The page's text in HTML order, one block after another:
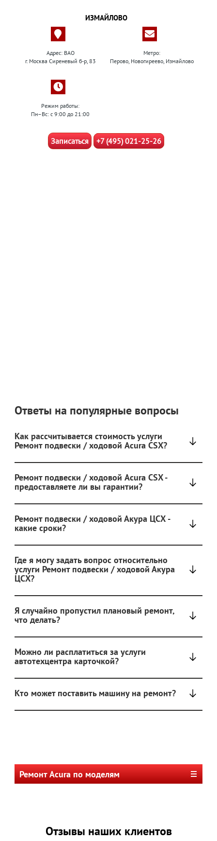
ИЗМАЙЛОВО
Адрес: ВАО
г. Москва Сиреневый б-р, 83
Метро:
Перово, Новогиреево, Измайлово
Режим работы:
Пн–Вс: с 9:00 до 21:00
Записаться +7 (495) 021-25-26
Ответы на популярные вопросы
Как рассчитывается стоимость услуги
Ремонт подвески / ходовой Acura CSX?
Ремонт подвески / ходовой Acura CSX -
предоставляете ли вы гарантии?
Ремонт подвески / ходовой Акура ЦСХ -
какие сроки?
Где я могу задать вопрос относительно
услуги Ремонт подвески / ходовой Акура
ЦСХ?
Я случайно пропустил плановый ремонт,
что делать?
Можно ли расплатиться за услуги
автотехцентра карточкой?
Кто может поставить машину на ремонт?
Ремонт Acura по моделям
Отзывы наших клиентов